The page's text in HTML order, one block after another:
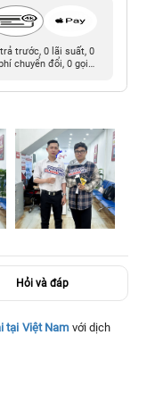
trước, 0 lãi suất, 0
chuyển đổi, 0 gọi
Hỏi và đáp
tại Việt Nam với dịch